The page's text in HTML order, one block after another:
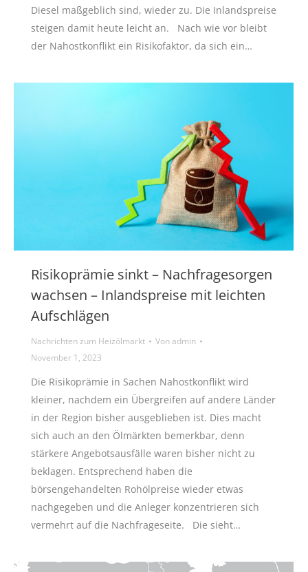
Diesel maßgeblich sind, wieder zu. Die Inlandspreise
steigen damit heute leicht an. Nach wie vor bleibt
der Nahostkonflikt ein Risikofaktor, da sich ein…
Risikoprämie sinkt – Nachfragesorgen
wachsen – Inlandspreise mit leichten
Aufschlägen
Nachrichten zum Heizölmarkt Vonadmin
November 1, 2023
Die Risikoprämie in Sachen Nahostkonflikt wird
kleiner, nachdem ein Übergreifen auf andere Länder
in der Region bisher ausgeblieben ist. Dies macht
sich auch an den Ölmärkten bemerkbar, denn
stärkere Angebotsausfälle waren bisher nicht zu
beklagen. Entsprechend haben die
börsengehandelten Rohölpreise wieder etwas
nachgegeben und die Anleger konzentrieren sich
vermehrt auf die Nachfrageseite. Die sieht…